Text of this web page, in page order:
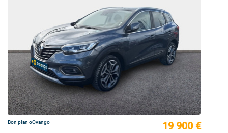
Bon plan oOvango 19 900 €